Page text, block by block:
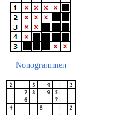
Nonogrammen